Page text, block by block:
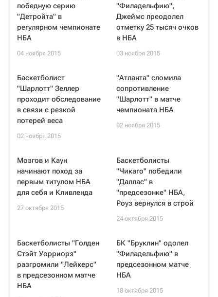
победную серию
"Детройта" в
регулярном чемпионате
НБА
04 ноября 2015
"Филадельфию",
Джеймс преодолел
отметку 25 тысяч очков
в НБА
03 ноября 2015
Баскетболист
"Шарлотт" Зеллер
проходит обследование
в связи с резкой
потерей веса
02 ноября 2015
"Атланта" сломила
сопротивление
"Шарлотт" в матче
чемпионата НБА
02 ноября 2015
Мозгов и Каун
начинают поход за
первым титулом НБА
для себя и Кливленда
27 октября 2015
Баскетболисты
"Чикаго" победили
"Даллас" в
"предсезонке" НБА,
Роуз вернулся в строй
24 октября 2015
Баскетболисты "Голден
Стэйт Уорриорз"
разгромили "Лейкерс"
в предсезонном матче
НБА
БК "Бруклин" одолел
"Филадельфию" в
предсезонном матче
НБА
18 октября 2015